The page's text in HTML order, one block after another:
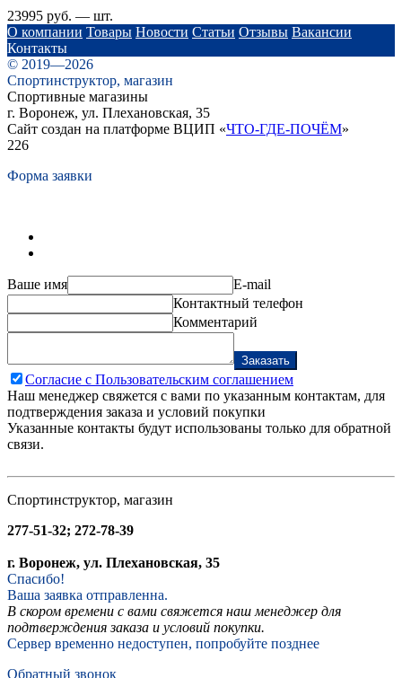
23995 руб. — шт.
О компании Товары Новости Статьи Отзывы Вакансии
Контакты
© 2019—2026
Спортинструктор, магазин
Спортивные магазины
г. Воронеж, ул. Плехановская, 35
Сайт создан на платформе ВЦИП «ЧТО-ГДЕ-ПОЧЁМ»
226
Форма заявки
Ваше имя
E-mail
Контактный телефон
Комментарий
Заказать
Согласие с Пользовательским соглашением
Наш менеджер свяжется с вами по указанным контактам, для
подтверждения заказа и условий покупки
Указанные контакты будут использованы только для обратной
связи.
Спортинструктор, магазин
277-51-32; 272-78-39
г. Воронеж, ул. Плехановская, 35
Спасибо!
Ваша заявка отправленна.
В скором времени с вами свяжется наш менеджер для
подтверждения заказа и условий покупки.
Сервер временно недоступен, попробуйте позднее
Обратный звонок